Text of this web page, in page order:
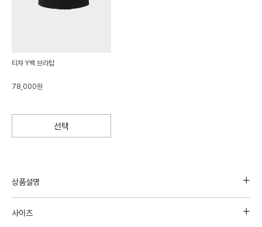
티챠 Y백 브라탑
78,000원
선택
상품설명
사이즈